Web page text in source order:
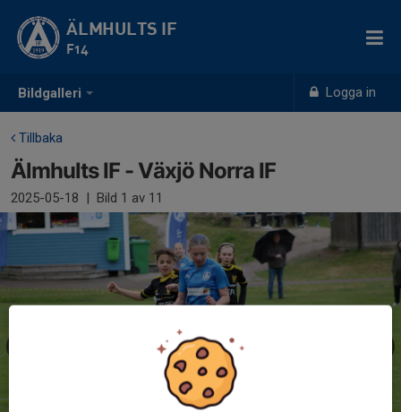
Bildgalleri Logga in
ÄLMHULTS IF
F14
Tillbaka
Älmhults IF - Växjö Norra IF
2025-05-18 | Bild 1 av 11